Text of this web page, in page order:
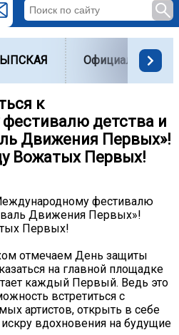
Официально
к
детства и
Движения Первых»!
Вожатых Первых!
фестивалю
Движения Первых»!
Первых!
отмечаем День защиты
на главной площадке
каждый Первый. Ведь это
встретиться с
артистов, открыть в себе
вдохновения на будущие